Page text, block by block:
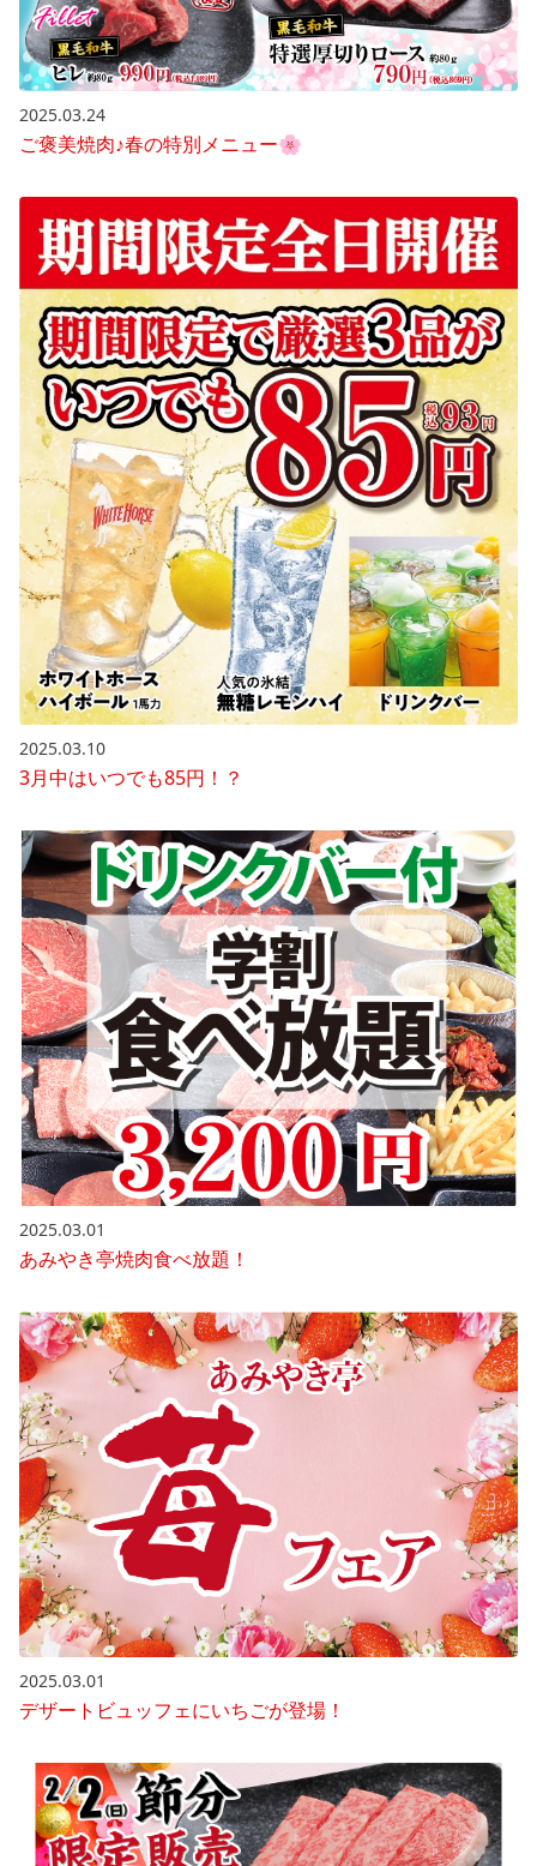
2025.03.24
ご褒美焼肉♪春の特別メニュー🌸
2025.03.10
3月中はいつでも85円！？
2025.03.01
あみやき亭焼肉食べ放題！
2025.03.01
デザートビュッフェにいちごが登場！